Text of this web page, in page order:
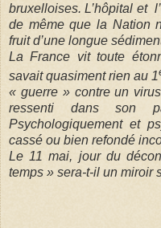
bruxelloises. L’hôpital et
de même que la Nation
fruit d’une longue
La France vit toute
savait quasiment rien au 1
« guerre » contre un
ressenti dans son
Psychologiquement et
cassé ou bien refondé
Le 11 mai, jour du
temps » sera-t-il un miroir